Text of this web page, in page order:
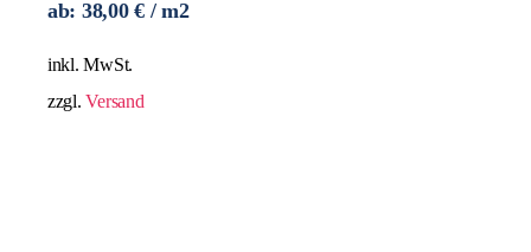
ab: 38,00€ / m2
inkl. MwSt.
zzgl.Versand